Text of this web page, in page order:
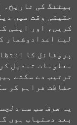
بیٹنگ کی تاریخ۔
حقیقی وقت میں
کریں، اور اپنی
لیے اعدادوشمار
پروفائل کا
معلومات تبدیل
ترتیب دے سکتے
حفاظت فراہم کر
یہ صرف سب سے
بعد دستیاب ہوں